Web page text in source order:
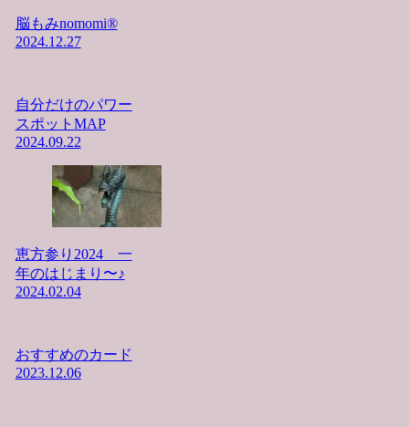
脳もみnomomi®︎
2024.12.27
自分だけのパワー
スポットMAP
2024.09.22
恵方参り2024 一
年のはじまり〜♪
2024.02.04
おすすめのカード
2023.12.06